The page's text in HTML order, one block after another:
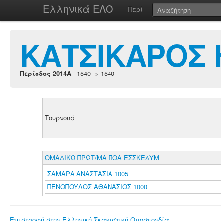
Ελληνικά ΕΛΟ Περί
ΚΑΤΣΙΚΑΡΟΣ
Περίοδος 2014A : 1540 -> 1540
Τουρνουά
ΟΜΑΔΙΚΟ ΠΡΩΤ/ΜΑ ΠΟΑ ΕΣΣΚΕΔΥΜ
ΣΑΜΑΡΑ ΑΝΑΣΤΑΣΙΑ 1005
ΠΕΝΟΠΟΥΛΟΣ ΑΘΑΝΑΣΙΟΣ 1000